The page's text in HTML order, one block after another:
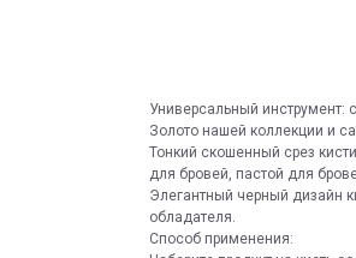
Универсальный инструмент:
Золото нашей коллекции и
Тонкий скошенный срез
для бровей, пастой для
Элегантный черный дизайн
обладателя.
Способ применения: